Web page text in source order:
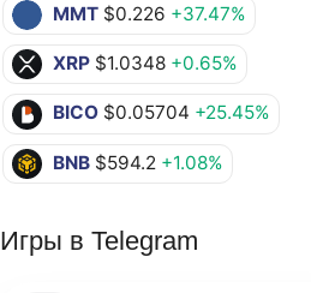
MMT $0.226 +37.47%
XRP $1.0348 +0.65%
BICO $0.05704 +25.45%
BNB $594.2 +1.08%
Игры в Telegram